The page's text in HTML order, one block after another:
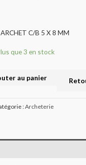
C/B 5 X 8 MM
que 3 en stock
au panier
:Archeterie